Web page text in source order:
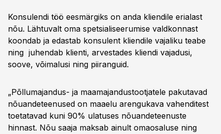
Konsulendi töö eesmärgiks on anda kliendile erialast
nõu. Lähtuvalt oma spetsialiseerumise valdkonnast
koondab ja edastab konsulent kliendile vajaliku teabe
ning juhendab klienti, arvestades kliendi vajadusi,
soove, võimalusi ning piiranguid.
„Põllumajandus- ja maamajandustootjatele pakutavad
nõuandeteenused on maaelu arengukava vahenditest
toetatavad kuni 90% ulatuses nõuandeteenuste
hinnast. Nõu saaja maksab ainult omaosaluse ning